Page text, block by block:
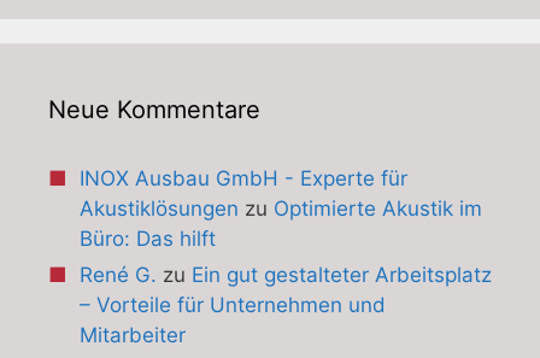
Neue Kommentare
INOX Ausbau GmbH - Experte für
Akustiklösungen zu Optimierte Akustik im
Büro: Das hilft
René G. zu Ein gut gestalteter Arbeitsplatz
– Vorteile für Unternehmen und
Mitarbeiter